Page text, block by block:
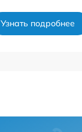
Узнать подробнее